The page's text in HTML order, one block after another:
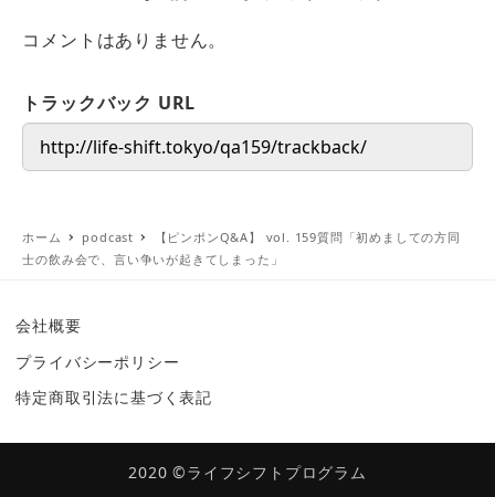
コメントはありません。
トラックバック URL
ホーム podcast
【ピンポンQ&A】 vol. 159質問「初めましての方同
士の飲み会で、言い争いが起きてしまった」
会社概要
プライバシーポリシー
特定商取引法に基づく表記
2020 ©ライフシフトプログラム